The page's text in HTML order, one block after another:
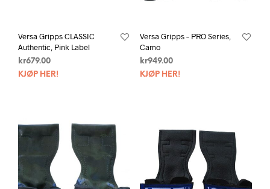
Versa Gripps CLASSIC
Authentic, Pink Label
kr679.00
KJØP HER!
Versa Gripps – PRO Series,
Camo
kr949.00
KJØP HER!